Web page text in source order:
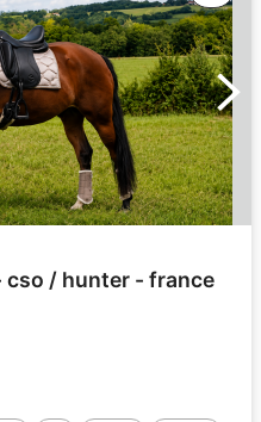
cso / hunter - france